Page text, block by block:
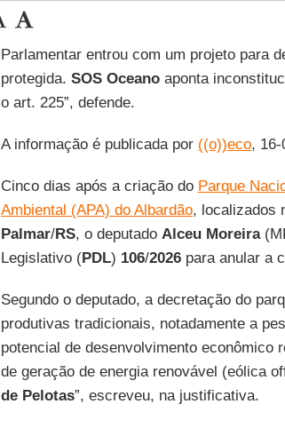
Parlamentar entrou com um projeto para
protegida. SOS Oceanoaponta
o art. 225”, defende.
A informação é publicada por ((o))eco, 16-
Cinco dias após a criação do Parque
Ambiental (APA) do Albardão, localizados
Palmar/RS, o deputado Alceu Moreira
Legislativo (PDL) 106/2026para anular a
Segundo o deputado, a decretação do
produtivas tradicionais, notadamente a
potencial de desenvolvimento econômico
de geração de energia renovável (eólica
de Pelotas”, escreveu, na justificativa.